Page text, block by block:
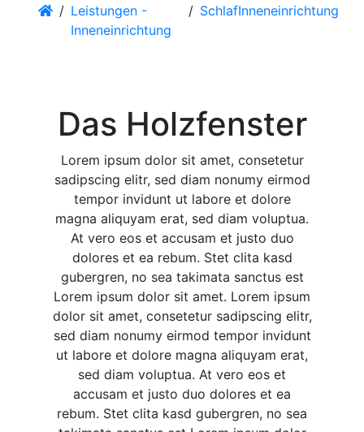
/ Leistungen -
Inneneinrichtung
/ SchlafInneneinrichtung
Das Holzfenster
Lorem ipsum dolor sit amet, consetetur
sadipscing elitr, sed diam nonumy eirmod
tempor invidunt ut labore et dolore
magna aliquyam erat, sed diam voluptua.
At vero eos et accusam et justo duo
dolores et ea rebum. Stet clita kasd
gubergren, no sea takimata sanctus est
Lorem ipsum dolor sit amet. Lorem ipsum
dolor sit amet, consetetur sadipscing elitr,
sed diam nonumy eirmod tempor invidunt
ut labore et dolore magna aliquyam erat,
sed diam voluptua. At vero eos et
accusam et justo duo dolores et ea
rebum. Stet clita kasd gubergren, no sea